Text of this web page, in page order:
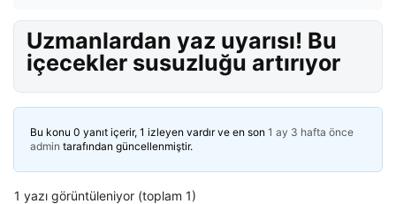
Uzmanlardan yaz uyarısı! Bu
içecekler susuzluğu artırıyor
Bu konu 0 yanıt içerir, 1 izleyen vardır ve en son 1 ay 3 hafta önce
admin tarafından güncellenmiştir.
1 yazı görüntüleniyor (toplam 1)